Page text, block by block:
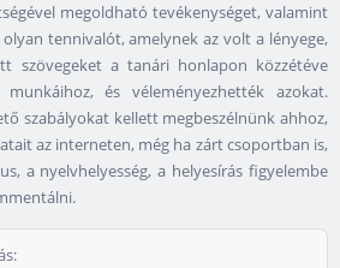
megoldható tevékenységet, valamint
tennivalót, amelynek az volt a lényege,
szövegeket a tanári honlapon közzétéve
munkáihoz, és véleményezhették azokat.
szabályokat kellett megbeszélnünk ahhoz,
az interneten, még ha zárt csoportban is,
a nyelvhelyesség, a helyesírás figyelembe